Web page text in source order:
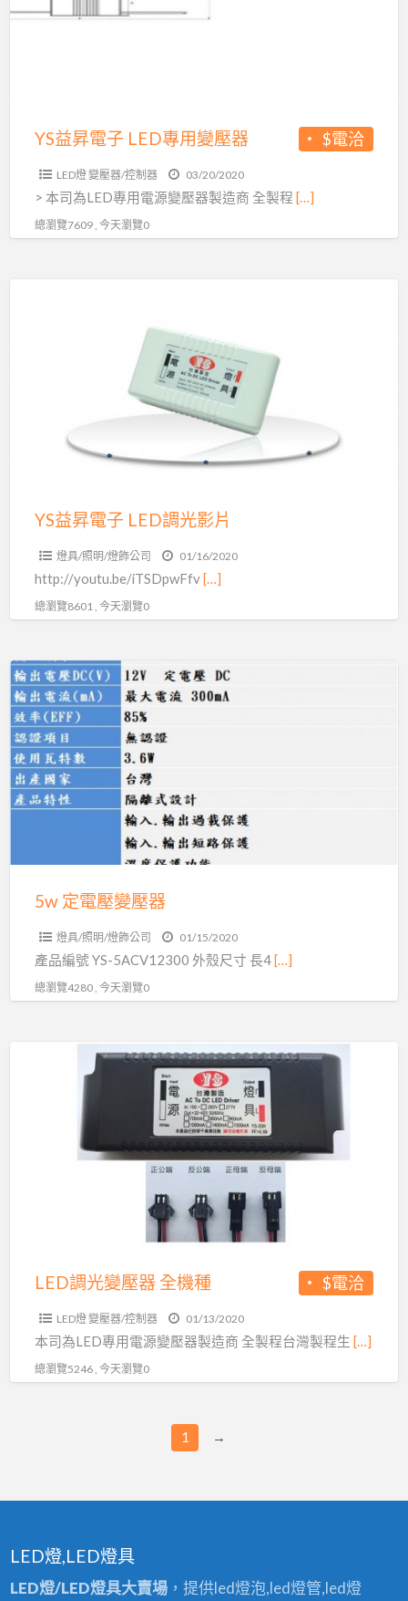
子
$電洽
YS益昇電子 LED專用變壓器
LED燈 變壓器/控制器 03/20/2020
> 本司為LED專用電源變壓器製造商 全製程 […]
總瀏覽7609 , 今天瀏覽0
YS益昇電子 LED調光影片
燈具/照明/燈飾公司 01/16/2020
http://youtu.be/iTSDpwFfv[…]
總瀏覽8601 , 今天瀏覽0
5w
定
電
壓
變
壓
5w 定電壓變壓器
燈具/照明/燈飾公司 01/15/2020
產品編號 YS-5ACV12300 外殼尺寸 長4[…]
總瀏覽4280 , 今天瀏覽0
$電洽
LED調光變壓器 全機種
LED燈 變壓器/控制器 01/13/2020
本司為LED專用電源變壓器製造商 全製程台灣製程生 […]
總瀏覽5246 , 今天瀏覽0
1 →
LED燈,LED燈具
LED燈/LED燈具大賣場，提供led燈泡,led燈管,led燈